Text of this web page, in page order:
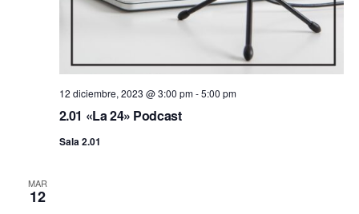
2.01 «La 24» Podcast
12 diciembre, 2023 @ 3:00 pm-5:00 pm
Sala 2.01
MAR
12